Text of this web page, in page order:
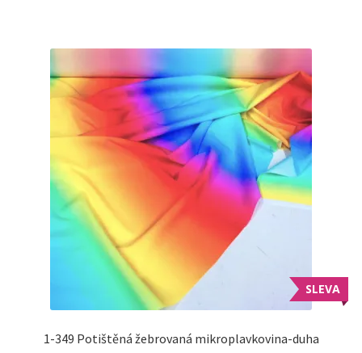
SLEVA
1-349 Potištěná žebrovaná mikroplavkovina-duha